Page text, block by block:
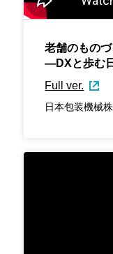
老舗のもの
―DXと歩む
Full ver.
日本包装機械